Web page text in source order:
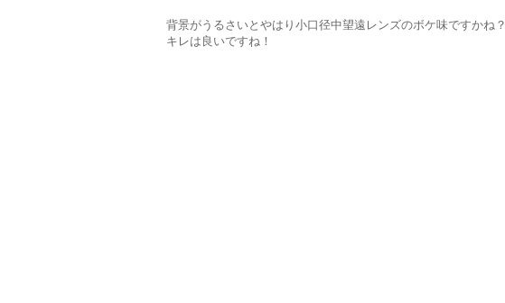
背景がうるさいとやはり小口径中望遠レンズのボケ味ですかね？
キレは良いですね！